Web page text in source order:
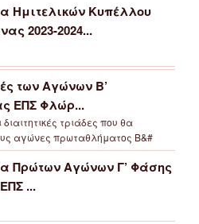
Ημιτελικών Κυπέλλου
2023-2024...
των Αγώνων Β’
ΕΠΣ Φλώρ...
τριάδες που θα
αγώνες πρωταθλήματος Β&#
Πρώτων Αγώνων Γ’ Φάσης
...